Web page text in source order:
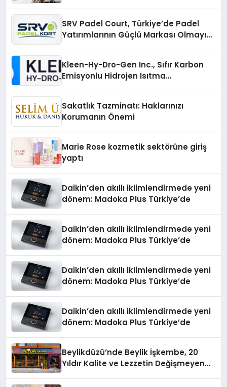
SRV Padel Court, Türkiye’de Padel
Yatırımlarının Güçlü Markası Olmayı
Kleen-Hy-Dro-Gen Inc., Sıfır Karbon
Emisyonlu Hidrojen Isıtma
Sakatlık Tazminatı: Haklarınızı
Korumanın Önemi
Marie Rose kozmetik sektörüne giriş
yaptı
Daikin’den akıllı iklimlendirmede yeni
dönem: Madoka Plus Türkiye’de
Daikin’den akıllı iklimlendirmede yeni
dönem: Madoka Plus Türkiye’de
Daikin’den akıllı iklimlendirmede yeni
dönem: Madoka Plus Türkiye’de
Daikin’den akıllı iklimlendirmede yeni
dönem: Madoka Plus Türkiye’de
Beylikdüzü’nde Beylik İşkembe, 20
Yıldır Kalite ve Lezzetin Değişmeyen